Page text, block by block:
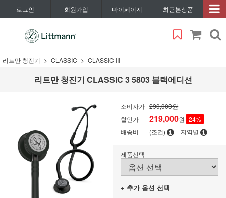
로그인 회원가입 마이페이지 최근본상품
리트만 청진기 CLASSIC CLASSIC III
리트만 청진기 CLASSIC 3 5803 블랙에디션
소비자가 290,000원
할인가
219,000원 24%
배송비
(조건) 지역별
제품선택
+ 추가 옵션 선택